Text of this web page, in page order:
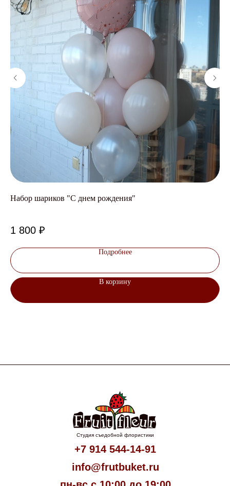
Набор шариков "С днем рождения"
1 800 ₽
Подробнее
В корзину
Студия съедобной флористики
+7 914 544-14-91
info@frutbuket.ru